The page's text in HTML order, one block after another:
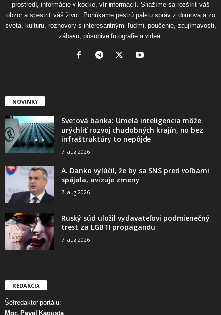
prostredí, informácie v kocke, vír informácií. Snažíme sa rozšíriť váš
obzor a spestriť váš život. Ponúkame pestrú paletu správ z domova a zo
sveta, kultúru, rozhovory s interesantnými ľuďmi, poučenie, zaujímavosti,
zábavu, pôsobivé fotografie a videá.
NOVINKY
Svetová banka: Umelá inteligencia môže
urýchliť rozvoj chudobných krajín, no bez
infraštruktúry to nepôjde
7. aug 2026
A. Danko vylúčil, že by sa SNS pred voľbami
spájala, avizuje zmeny
7. aug 2026
Ruský súd uložil vydavateľovi podmienečný
trest za LGBTI propagandu
7. aug 2026
REDAKCIA
Šéfredaktor portálu:
Mgr. Pavel Kapusta